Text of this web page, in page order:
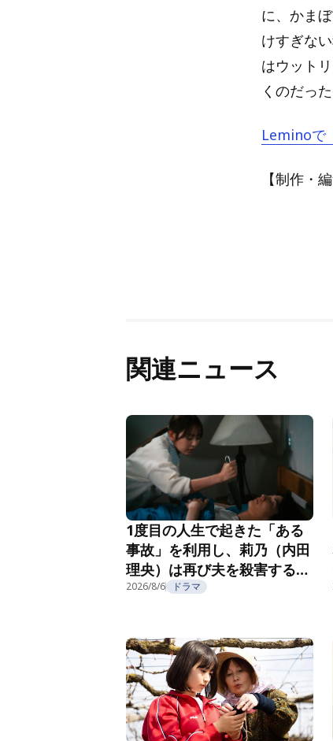
に、かま
けすぎな
はウット
くのだった
Leminoで
【制作・
関連ニュース
1度目の人生で起きた「ある
事故」を利用し、莉乃（内田
理央）は再び夫を殺害する
『夫を殺したはずなのに』第
2026/8/6 ドラマ